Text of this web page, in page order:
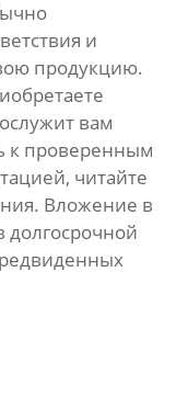
и
продукцию.
вам
к проверенным
читайте
Вложение в
долгосрочной